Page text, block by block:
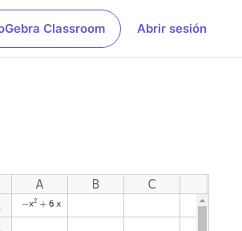
Classroom Abrir sesión